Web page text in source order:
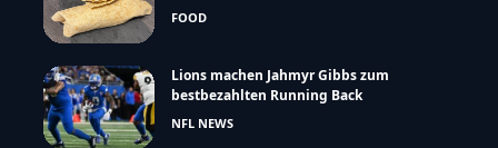
FOOD
Lions machen Jahmyr Gibbs zum
bestbezahlten Running Back
NFL NEWS